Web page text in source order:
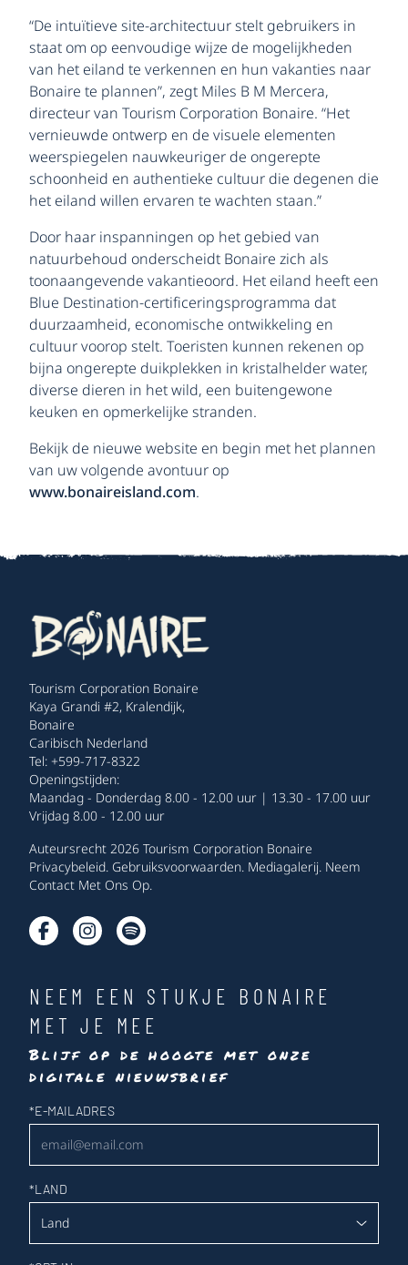
“De intuïtieve site-architectuur stelt gebruikers in
staat om op eenvoudige wijze de mogelijkheden
van het eiland te verkennen en hun vakanties naar
Bonaire te plannen”, zegt Miles B M Mercera,
directeur van Tourism Corporation Bonaire. “Het
vernieuwde ontwerp en de visuele elementen
weerspiegelen nauwkeuriger de ongerepte
schoonheid en authentieke cultuur die degenen die
het eiland willen ervaren te wachten staan.”
Door haar inspanningen op het gebied van
natuurbehoud onderscheidt Bonaire zich als
toonaangevende vakantieoord. Het eiland heeft een
Blue Destination-certificeringsprogramma dat
duurzaamheid, economische ontwikkeling en
cultuur voorop stelt. Toeristen kunnen rekenen op
bijna ongerepte duikplekken in kristalhelder water,
diverse dieren in het wild, een buitengewone
keuken en opmerkelijke stranden.
Bekijk de nieuwe website en begin met het plannen
van uw volgende avontuur op
www.bonaireisland.com.
Tourism Corporation Bonaire
Kaya Grandi #2, Kralendijk,
Bonaire
Caribisch Nederland
Tel: +599-717-8322
Openingstijden:
Maandag - Donderdag 8.00 - 12.00 uur | 13.30 - 17.00 uur
Vrijdag 8.00 - 12.00 uur
Auteursrecht 2026 Tourism Corporation Bonaire
Privacybeleid. Gebruiksvoorwaarden. Mediagalerij. Neem
Contact Met Ons Op.
NEEM EEN STUKJE BONAIRE
MET JE MEE
Blijf op de hoogte met onze
digitale nieuwsbrief
Nieuwsbrief
*E-MAILADRES
*LAND